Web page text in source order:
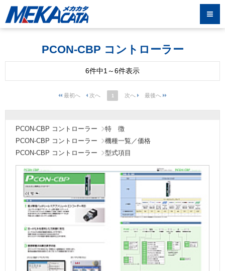
PCON-CBP コントローラー
6件中1～6件表示
1
PCON-CBP コントローラー
特 徴
PCON-CBP コントローラー
機種一覧／価格
PCON-CBP コントローラー
型式項目